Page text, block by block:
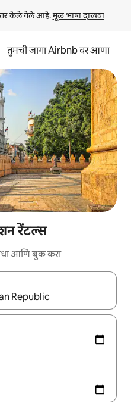
केले गेले आहे. मूळ भाषा दाखवा
तुमची जागा Airbnb वर आणा
रेंटल्स
आणि बुक करा
आणि खाली बाणांच्या किजसह